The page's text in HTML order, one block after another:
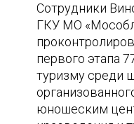
Сотрудники
ГКУ МО
первого этапа
туризму среди
юношеским